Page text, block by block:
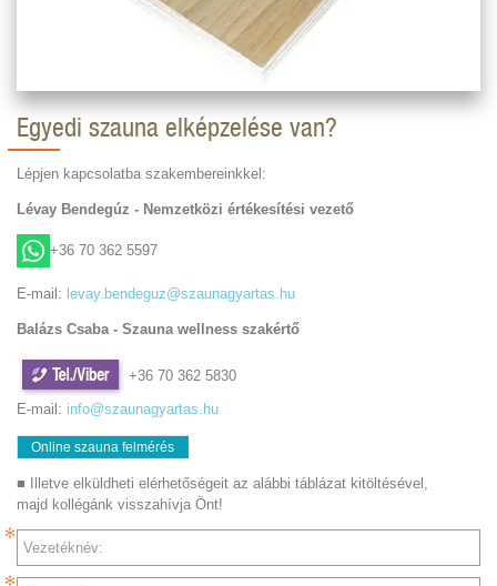
Egyedi szauna elképzelése van?
Lépjen kapcsolatba szakembereinkkel:
Lévay Bendegúz - Nemzetközi értékesítési vezető
+36 70 362 5597
E-mail: levay.bendeguz@szaunagyartas.hu
Balázs Csaba - Szauna wellness szakértő
+36 70 362 5830
E-mail: info@szaunagyartas.hu
Online szauna felmérés
■ Illetve elküldheti elérhetőségeit az alábbi táblázat kitöltésével,
majd kollégánk visszahívja Önt!
Vezetéknév: